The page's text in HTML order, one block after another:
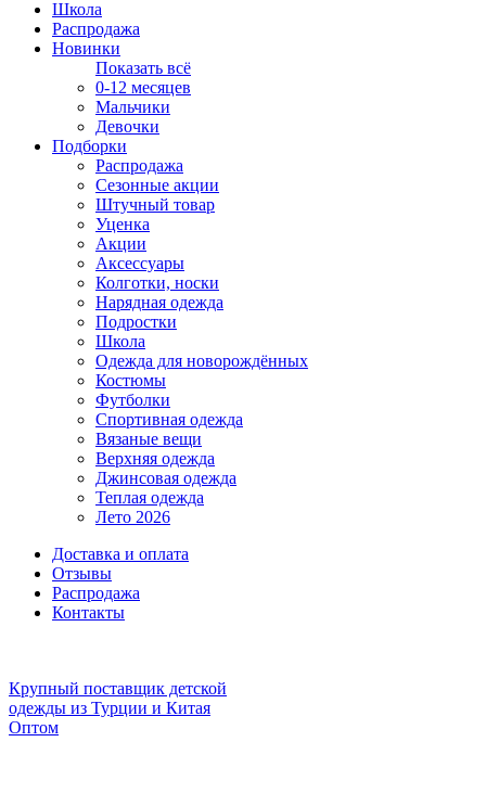
Школа
Распродажа
Новинки
Показать всё
0-12 месяцев
Мальчики
Девочки
Подборки
Распродажа
Сезонные акции
Штучный товар
Уценка
Акции
Аксессуары
Колготки, носки
Нарядная одежда
Подростки
Школа
Одежда для новорождённых
Костюмы
Футболки
Спортивная одежда
Вязаные вещи
Верхняя одежда
Джинсовая одежда
Теплая одежда
Лето 2026
Доставка и оплата
Отзывы
Распродажа
Контакты
Крупный поставщик детской
одежды из Турции и Китая
Оптом